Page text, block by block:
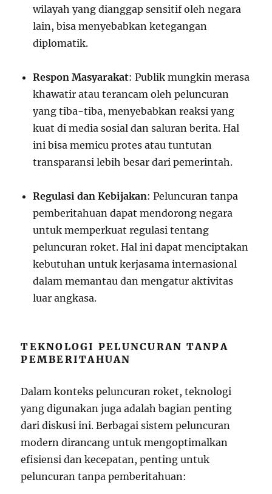
wilayah yang dianggap sensitif oleh negara
lain, bisa menyebabkan ketegangan
diplomatik.
Respon Masyarakat: Publik mungkin merasa
khawatir atau terancam oleh peluncuran
yang tiba-tiba, menyebabkan reaksi yang
kuat di media sosial dan saluran berita. Hal
ini bisa memicu protes atau tuntutan
transparansi lebih besar dari pemerintah.
Regulasi dan Kebijakan: Peluncuran tanpa
pemberitahuan dapat mendorong negara
untuk memperkuat regulasi tentang
peluncuran roket. Hal ini dapat menciptakan
kebutuhan untuk kerjasama internasional
dalam memantau dan mengatur aktivitas
luar angkasa.
TEKNOLOGI PELUNCURAN TANPA
PEMBERITAHUAN
Dalam konteks peluncuran roket, teknologi
yang digunakan juga adalah bagian penting
dari diskusi ini. Berbagai sistem peluncuran
modern dirancang untuk mengoptimalkan
efisiensi dan kecepatan, penting untuk
peluncuran tanpa pemberitahuan: